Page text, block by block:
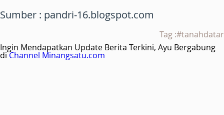
Sumber : pandri-16.blogspot.com
Tag :#tanahdatar
Ingin Mendapatkan Update Berita Terkini, Ayu Bergabung
diChannel Minangsatu.com